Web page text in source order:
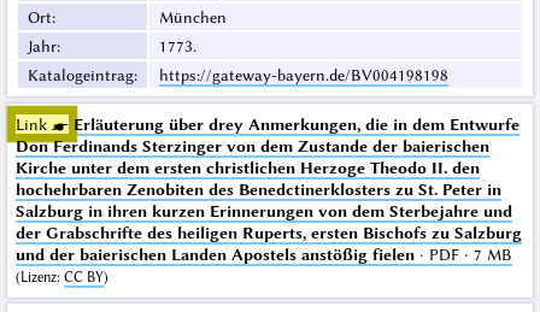
Ort:
München
Jahr:
1773.
Katalogeintrag: https://gateway-bayern.de/BV004198198
Link ☛ Erläuterung über drey Anmerkungen, die in dem Entwurfe
Don Ferdinands Sterzinger von dem Zustande der baierischen
Kirche unter dem ersten christlichen Herzoge Theodo II. den
hochehrbaren Zenobiten des Benedctinerklosters zu St. Peter in
Salzburg in ihren kurzen Erinnerungen von dem Sterbejahre und
der Grabschrifte des heiligen Ruperts, ersten Bischofs zu Salzburg
und der baierischen Landen Apostels anstößig fielen· PDF · 7 MB
(Lizenz: CC BY)